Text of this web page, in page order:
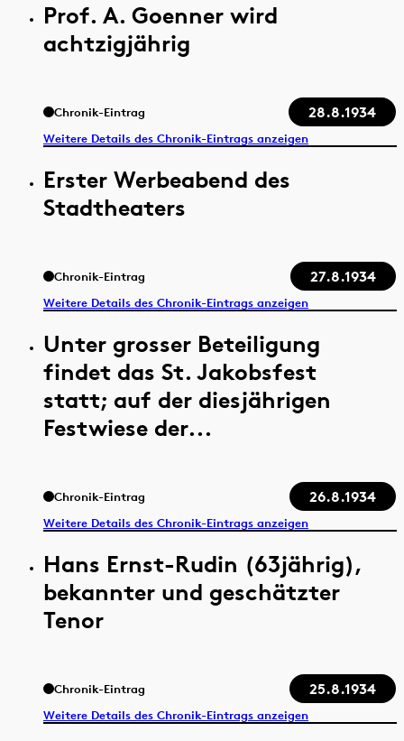
Prof. A. Goenner wird
achtzigjährig
Chronik-Eintrag 28.8.1934
Weitere Details des Chronik-Eintrags anzeigen
Erster Werbeabend des
Stadtheaters
Chronik-Eintrag 27.8.1934
Weitere Details des Chronik-Eintrags anzeigen
Unter grosser Beteiligung
findet das St. Jakobsfest
statt; auf der diesjährigen
Festwiese der...
Chronik-Eintrag 26.8.1934
Weitere Details des Chronik-Eintrags anzeigen
Hans Ernst-Rudin (63jährig),
bekannter und geschätzter
Tenor
Chronik-Eintrag 25.8.1934
Weitere Details des Chronik-Eintrags anzeigen